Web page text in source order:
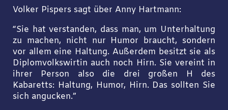
Volker Pispers sagt über Anny Hartmann:
“Sie hat verstanden, dass man, um Unterhaltung
zu machen, nicht nur Humor braucht, sondern
vor allem eine Haltung. Außerdem besitzt sie als
Diplomvolkswirtin auch noch Hirn. Sie vereint in
ihrer Person also die drei großen H des
Kabaretts: Haltung, Humor, Hirn. Das sollten Sie
sich angucken.”